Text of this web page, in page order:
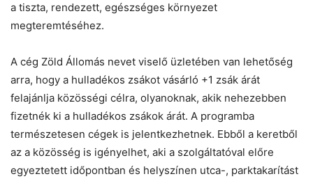
a tiszta, rendezett, egészséges környezet
megteremtéséhez.
A cég Zöld Állomás nevet viselő üzletében van lehetőség
arra, hogy a hulladékos zsákot vásárló +1 zsák árát
felajánlja közösségi célra, olyanoknak, akik nehezebben
fizetnék ki a hulladékos zsákok árát. A programba
természetesen cégek is jelentkezhetnek. Ebből a keretből
az a közösség is igényelhet, aki a szolgáltatóval előre
egyeztetett időpontban és helyszínen utca-, parktakarítást